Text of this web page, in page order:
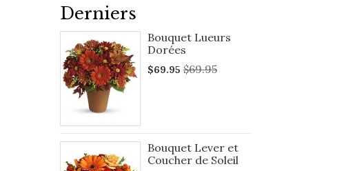
Derniers
Bouquet Lueurs
Dorées
$69.95 $69.95
Bouquet Lever et
Coucher de Soleil